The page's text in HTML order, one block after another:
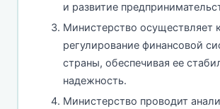
и развитие
Министерство осуществляет
регулирование финансовой
страны, обеспечивая ее
надежность.
Министерство проводит